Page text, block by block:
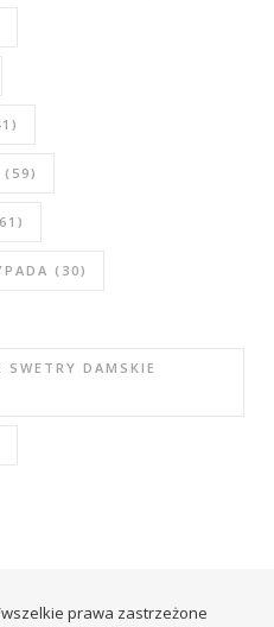
(59)
(30)
SWETRY DAMSKIE
prawa zastrzeżone